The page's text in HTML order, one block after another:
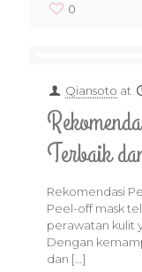
0
Qiansoto at
Terbaik
Rekomendasi
Peel-off mask
perawatan kulit
Dengan
dan […]